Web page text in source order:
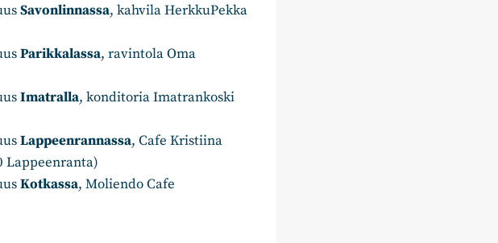
Savonlinnassa, kahvila HerkkuPekka
Parikkalassa, ravintola Oma
Imatralla, konditoria Imatrankoski
Lappeenrannassa, Cafe Kristiina
Lappeenranta)
Kotkassa, Moliendo Cafe